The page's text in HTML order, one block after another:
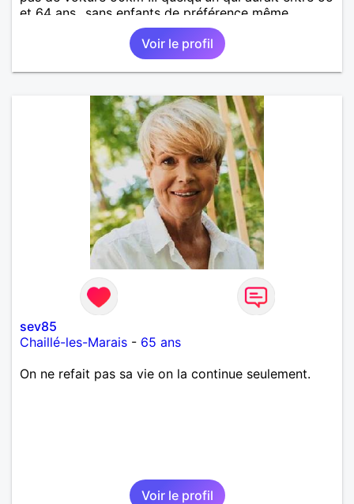
et 64 ans...sans enfants de préférence même
adultes et qui n aurait garder aucun contact avec
une où plusieurs ex...si vous correspondez à ma
recherche ecrivez moi je vous répondrai...
Voir le profil
sev85
Chaillé-les-Marais - 65 ans
On ne refait pas sa vie on la continue seulement.
Voir le profil